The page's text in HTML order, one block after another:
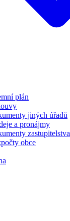
plán
jiných úřadů
a pronájmy
zastupitelstva
obce